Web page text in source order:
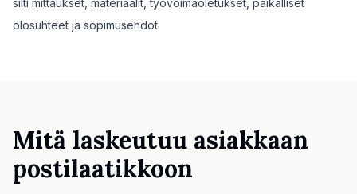
silti mittaukset, materiaalit, työvoimaoletukset, paikalliset
olosuhteet ja sopimusehdot.
Mitä laskeutuu asiakkaan
postilaatikkoon